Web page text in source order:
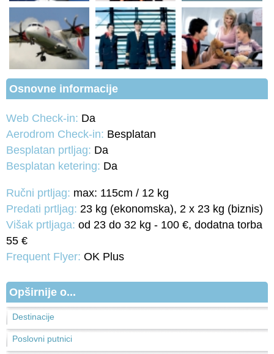
Osnovne informacije
Web Check-in: Da
Aerodrom Check-in: Besplatan
Besplatan prtljag: Da
Besplatan ketering: Da
Ručni prtljag: max: 115cm / 12 kg
Predati prtljag: 23 kg (ekonomska), 2 x 23 kg (biznis)
Višak prtljaga: od 23 do 32 kg - 100 €, dodatna torba
55 €
Frequent Flyer: OK Plus
Opširnije o...
Destinacije
Poslovni putnici